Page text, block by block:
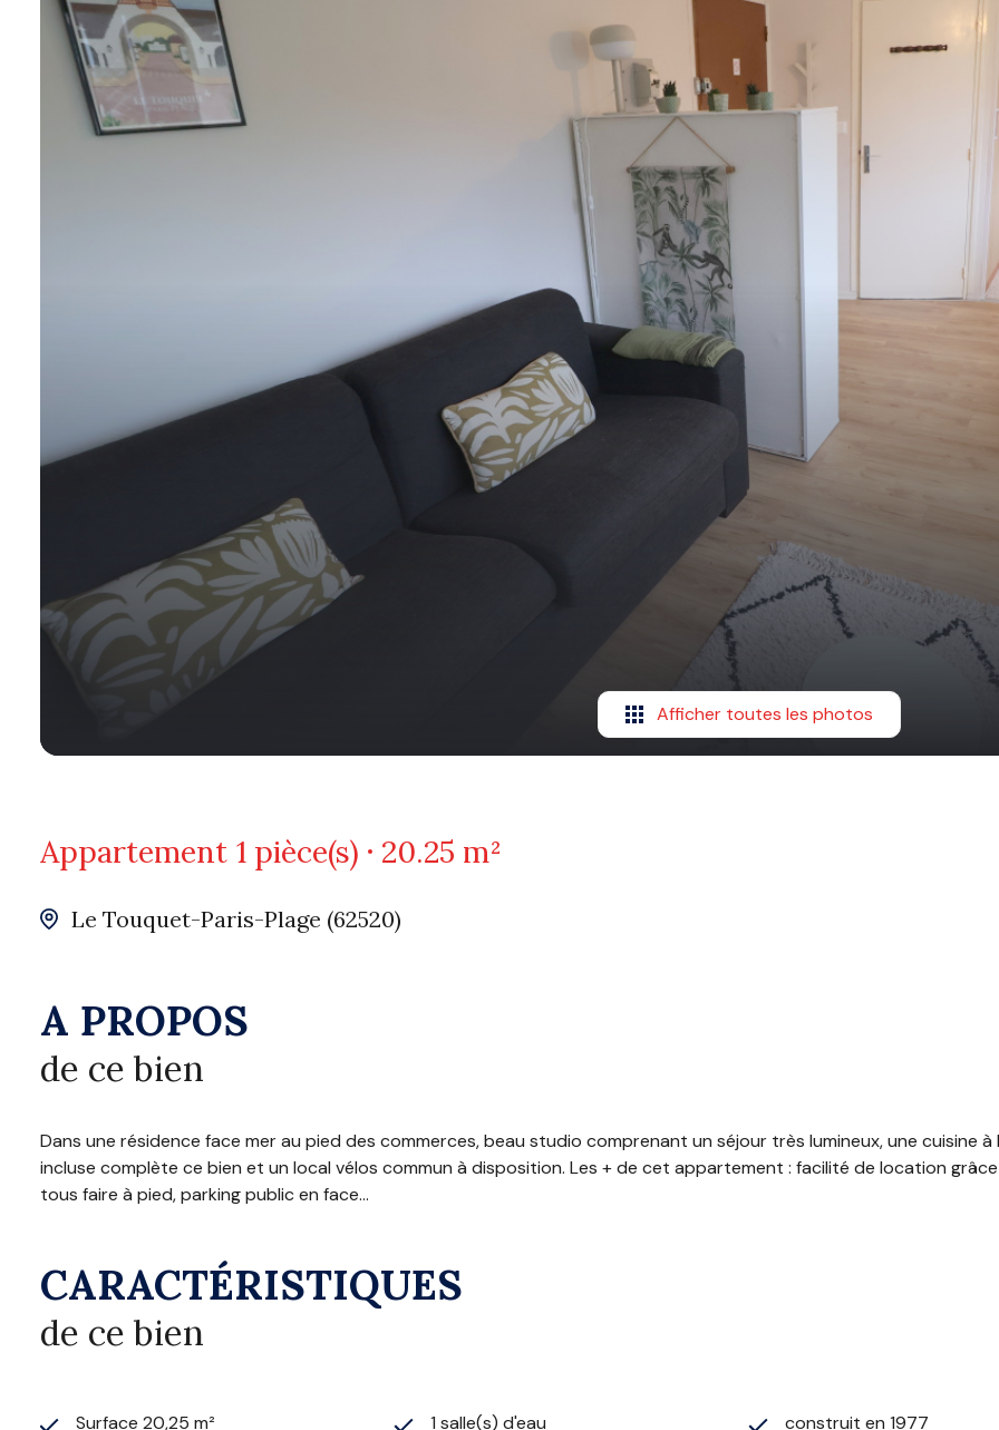
Afficher toutes les photos
Appartement 1 pièce(s) 20.25 m²
Le Touquet-Paris-Plage (62520)
A PROPOS
de ce bien
Dans une résidence face mer au pied des commerces, beau studio comprenant un séjour très lumineux, une cuisine à
incluse complète ce bien et un local vélos commun à disposition. Les + de cet appartement : facilité de location
tous faire à pied, parking public en face...
CARACTÉRISTIQUES
de ce bien
Surface 20,25 m² 1 salle(s) d'eau construit en 1977